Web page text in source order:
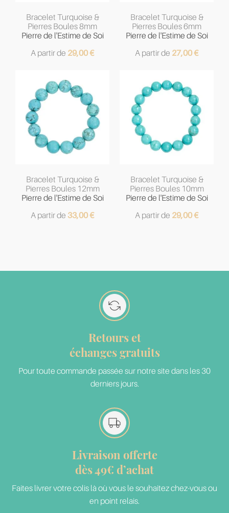
Bracelet Turquoise &
Pierres Boules 8mm
Pierre de l'Estime de Soi
A partir de 29,00€
Bracelet Turquoise &
Pierres Boules 6mm
Pierre de l'Estime de Soi
A partir de 27,00€
Bracelet Turquoise &
Pierres Boules 12mm
Pierre de l'Estime de Soi
A partir de 33,00€
Bracelet Turquoise &
Pierres Boules 10mm
Pierre de l'Estime de Soi
A partir de 29,00€
Retours et
échanges gratuits
Pour toute commande passée sur notre site dans les 30
derniers jours.
Livraison offerte
dès 49€ d’achat
Faites livrer votre colis là où vous le souhaitez chez-vous ou
en point relais.